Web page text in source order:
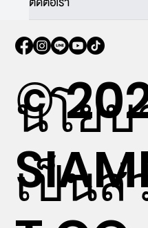
©
นโย
เป็นส่